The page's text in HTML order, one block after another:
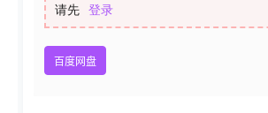
请先 登录
百度网盘